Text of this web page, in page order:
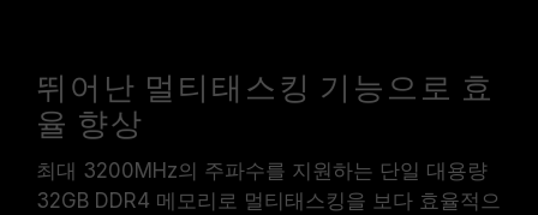
뛰어난 멀티태스킹 기능으로 효
율 향상
최대 3200MHz의 주파수를 지원하는 단일 대용량
32GB DDR4 메모리로 멀티태스킹을 보다 효율적으